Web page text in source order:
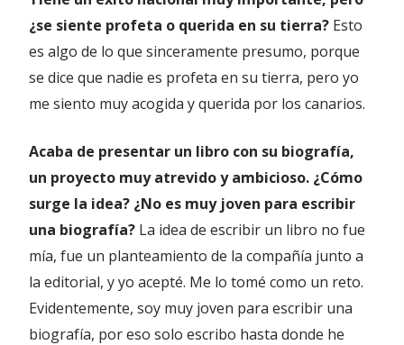
¿se siente profeta o querida en su tierra? Esto
es algo de lo que sinceramente presumo, porque
se dice que nadie es profeta en su tierra, pero yo
me siento muy acogida y querida por los canarios.
Acaba de presentar un libro con su biografía,
un proyecto muy atrevido y ambicioso. ¿Cómo
surge la idea? ¿No es muy joven para escribir
una biografía? La idea de escribir un libro no fue
mía, fue un planteamiento de la compañía junto a
la editorial, y yo acepté. Me lo tomé como un reto.
Evidentemente, soy muy joven para escribir una
biografía, por eso solo escribo hasta donde he